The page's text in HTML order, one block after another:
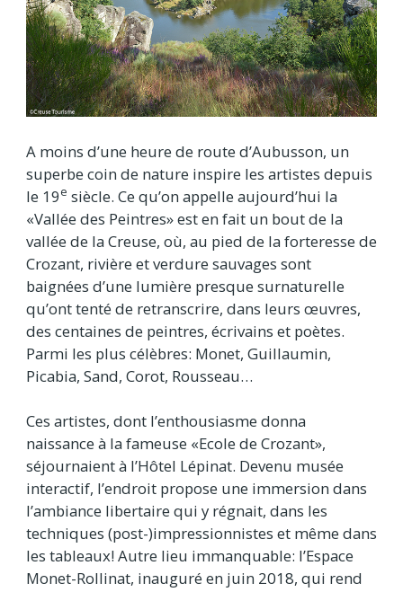
A moins d’une heure de route d’Aubusson, un
superbe coin de nature inspire les artistes depuis
le 19e siècle. Ce qu’on appelle aujourd’hui la
«Vallée des Peintres» est en fait un bout de la
vallée de la Creuse, où, au pied de la forteresse de
Crozant, rivière et verdure sauvages sont
baignées d’une lumière presque surnaturelle
qu’ont tenté de retranscrire, dans leurs œuvres,
des centaines de peintres, écrivains et poètes.
Parmi les plus célèbres: Monet, Guillaumin,
Picabia, Sand, Corot, Rousseau…
Ces artistes, dont l’enthousiasme donna
naissance à la fameuse «Ecole de Crozant»,
séjournaient à l’Hôtel Lépinat. Devenu musée
interactif, l’endroit propose une immersion dans
l’ambiance libertaire qui y régnait, dans les
techniques (post-)impressionnistes et même dans
les tableaux! Autre lieu immanquable: l’Espace
Monet-Rollinat, inauguré en juin 2018, qui rend